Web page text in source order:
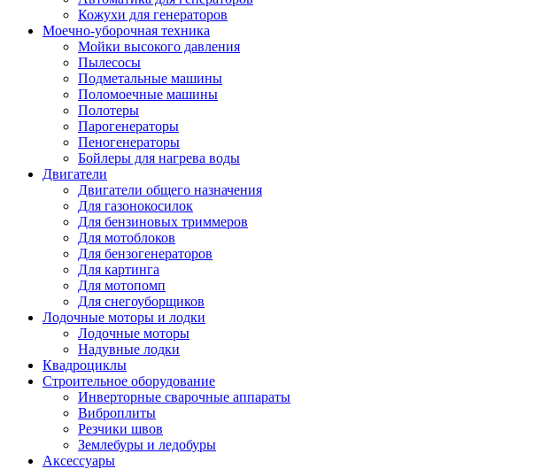
Кожухи для генераторов
Моечно-уборочная техника
Мойки высокого давления
Пылесосы
Подметальные машины
Поломоечные машины
Полотеры
Парогенераторы
Пеногенераторы
Бойлеры для нагрева воды
Двигатели
Двигатели общего назначения
Для газонокосилок
Для бензиновых триммеров
Для мотоблоков
Для бензогенераторов
Для картинга
Для мотопомп
Для снегоуборщиков
Лодочные моторы и лодки
Лодочные моторы
Надувные лодки
Квадроциклы
Строительное оборудование
Инверторные сварочные аппараты
Виброплиты
Резчики швов
Землебуры и ледобуры
Аксессуары